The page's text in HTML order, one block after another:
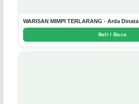
WARISAN MIMPI TERLARANG - Arda Dinata
Beli / Baca